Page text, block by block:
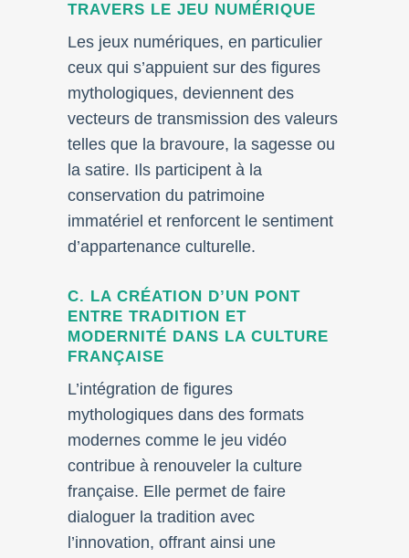
TRAVERS LE JEU NUMÉRIQUE
Les jeux numériques, en particulier
ceux qui s’appuient sur des figures
mythologiques, deviennent des
vecteurs de transmission des valeurs
telles que la bravoure, la sagesse ou
la satire. Ils participent à la
conservation du patrimoine
immatériel et renforcent le sentiment
d’appartenance culturelle.
C. LA CRÉATION D’UN PONT
ENTRE TRADITION ET
MODERNITÉ DANS LA CULTURE
FRANÇAISE
L’intégration de figures
mythologiques dans des formats
modernes comme le jeu vidéo
contribue à renouveler la culture
française. Elle permet de faire
dialoguer la tradition avec
l’innovation, offrant ainsi une